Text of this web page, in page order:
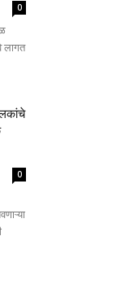
0
लागत
0